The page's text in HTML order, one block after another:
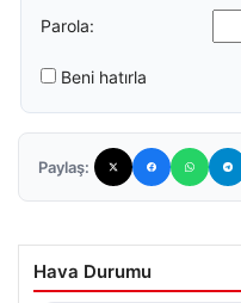
Parola:
Beni hatırla
Paylaş:
Hava Durumu